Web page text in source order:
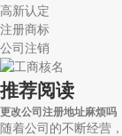
高新认定
注册商标
公司注销
推荐阅读
更改公司注册地址麻烦吗
随着公司的不断经营